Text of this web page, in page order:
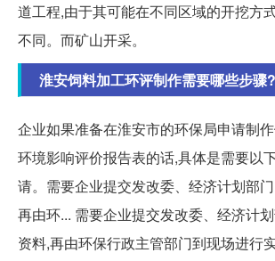
道工程,由于其可能在不同区域的开挖方
不同。而矿山开采。
淮安饲料加工环评制作需要哪些步骤?
企业如果准备在淮安市的环保局申请制
环境影响评价报告表的话,具体是需要以
请。需要企业提交发改委、经济计划部
再由环... 需要企业提交发改委、经济计
资料,再由环保行政主管部门到现场进行